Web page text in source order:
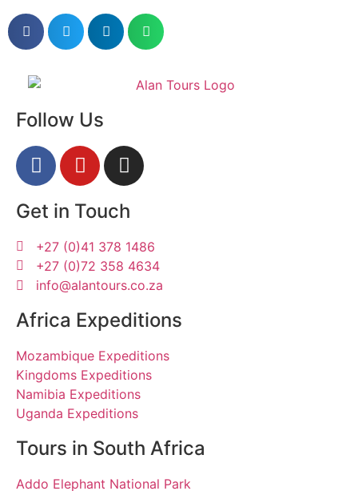
Follow Us
Get in Touch
+27 (0)41 378 1486
+27 (0)72 358 4634
info@alantours.co.za
Africa Expeditions
Mozambique Expeditions
Kingdoms Expeditions
Namibia Expeditions
Uganda Expeditions
Tours in South Africa
Addo Elephant National Park